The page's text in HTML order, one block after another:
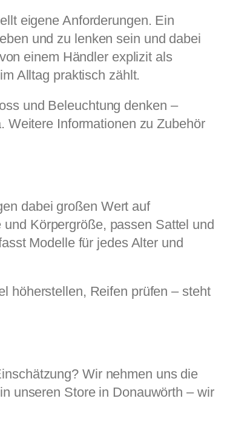
eigene Anforderungen. Ein
und zu lenken sein und dabei
einem Händler explizit als
Alltag praktisch zählt.
und Beleuchtung denken –
Weitere Informationen zu Zubehör
dabei großen Wert auf
Körpergröße, passen Sattel und
Modelle für jedes Alter und
höherstellen, Reifen prüfen – steht
Wir nehmen uns die
unseren Store in Donauwörth – wir